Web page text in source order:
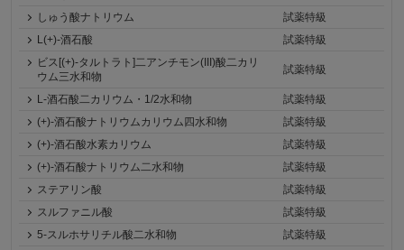
しゅう酸ナトリウム
試薬特級
L(+)-酒石酸
試薬特級
ビス[(+)-タルトラト]二アンチモン(III)酸二カリ
ウム三水和物
試薬特級
L-酒石酸二カリウム・1/2水和物
試薬特級
(+)-酒石酸ナトリウムカリウム四水和物
試薬特級
(+)-酒石酸水素カリウム
試薬特級
(+)-酒石酸ナトリウム二水和物
試薬特級
ステアリン酸
試薬特級
スルファニル酸
試薬特級
5-スルホサリチル酸二水和物
試薬特級